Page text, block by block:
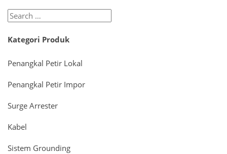
Search
Kategori Produk
Penangkal Petir Lokal
Penangkal Petir Impor
Surge Arrester
Kabel
Sistem Grounding